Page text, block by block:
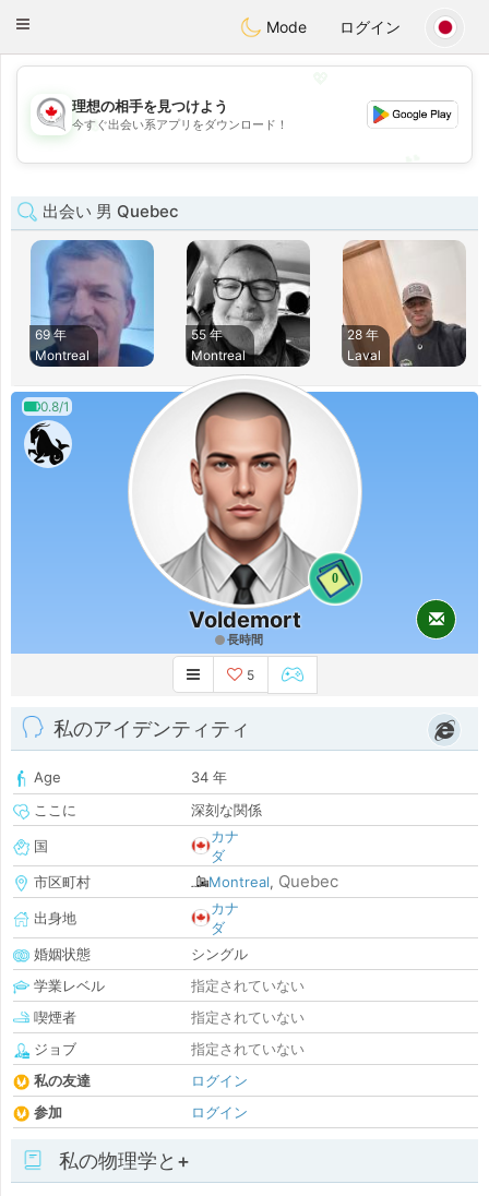
CANADIANchat
Toggle
Mode ログイン
💖
💕
理想の相手を見つけよう
今すぐ出会い系アプリをダウンロード！
出会い 男 Quebec
69 年
Montreal
55 年
Montreal
28 年
Laval
0.8/1
0
Voldemort
長時間
5
私のアイデンティティ
Age
34 年
ここに
深刻な関係
国
カナ
ダ
市区町村
Montreal, Quebec
出身地
カナ
ダ
婚姻状態
シングル
学業レベル
指定されていない
喫煙者
指定されていない
ジョブ
指定されていない
私の友達
ログイン
参加
ログイン
私の物理学と+